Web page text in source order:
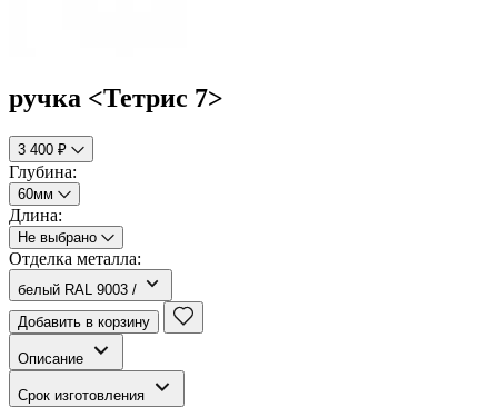
ручка <Тетрис 7>
3 400 ₽
Глубина:
60мм
Длина:
Не выбрано
Отделка металла:
белый RAL 9003 /
Добавить в корзину
Описание
Срок изготовления